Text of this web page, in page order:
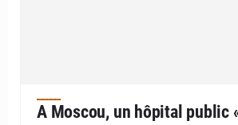
A Moscou, un hôpital public